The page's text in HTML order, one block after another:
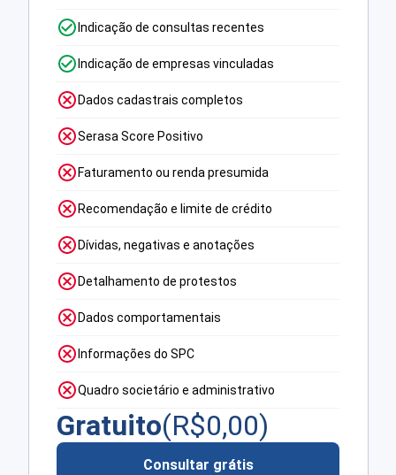
Indicação de consultas recentes
Indicação de empresas vinculadas
Dados cadastrais completos
Serasa Score Positivo
Faturamento ou renda presumida
Recomendação e limite de crédito
Dívidas, negativas e anotações
Detalhamento de protestos
Dados comportamentais
Informações do SPC
Quadro societário e administrativo
Gratuito(R$0,00)
Consultar grátis